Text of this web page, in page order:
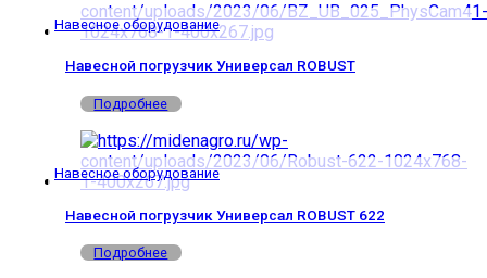
Навесное оборудование
Навесной погрузчик Универсал ROBUST
Подробнее
Навесное оборудование
Навесной погрузчик Универсал ROBUST 622
Подробнее